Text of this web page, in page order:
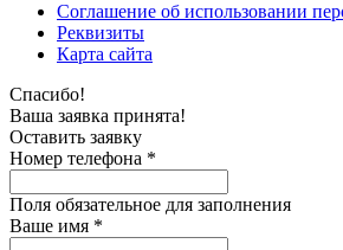
Соглашение об использовании
Реквизиты
Карта сайта
Спасибо!
Ваша заявка принята!
Оставить заявку
Номер телефона *
Поля обязательное для заполнения
Ваше имя *